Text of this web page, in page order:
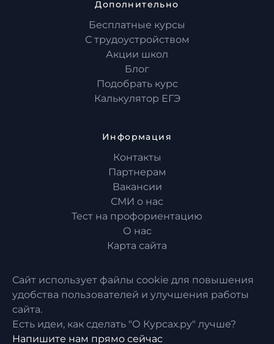
Дополнительно
Бесплатные курсы
С трудоустройством
Акции школ
Блог
Подобрать курс
Калькулятор ЕГЭ
Информация
Контакты
Партнерам
Вакансии
СМИ о нас
Тест на профориентацию
О нас
Карта сайта
Сайт использует файлы cookie для повышения
удобства пользователей и улучшения работы
сайта.
Есть идеи, как сделать "О Курсах.ру" лучше?
Напишите нам прямо сейчас